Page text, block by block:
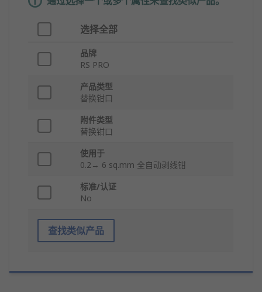
选择全部
品牌
RS PRO
产品类型
替换钳口
附件类型
替换钳口
使用于
0.2→ 6 sq.mm 全自动剥线钳
标准/认证
No
查找类似产品